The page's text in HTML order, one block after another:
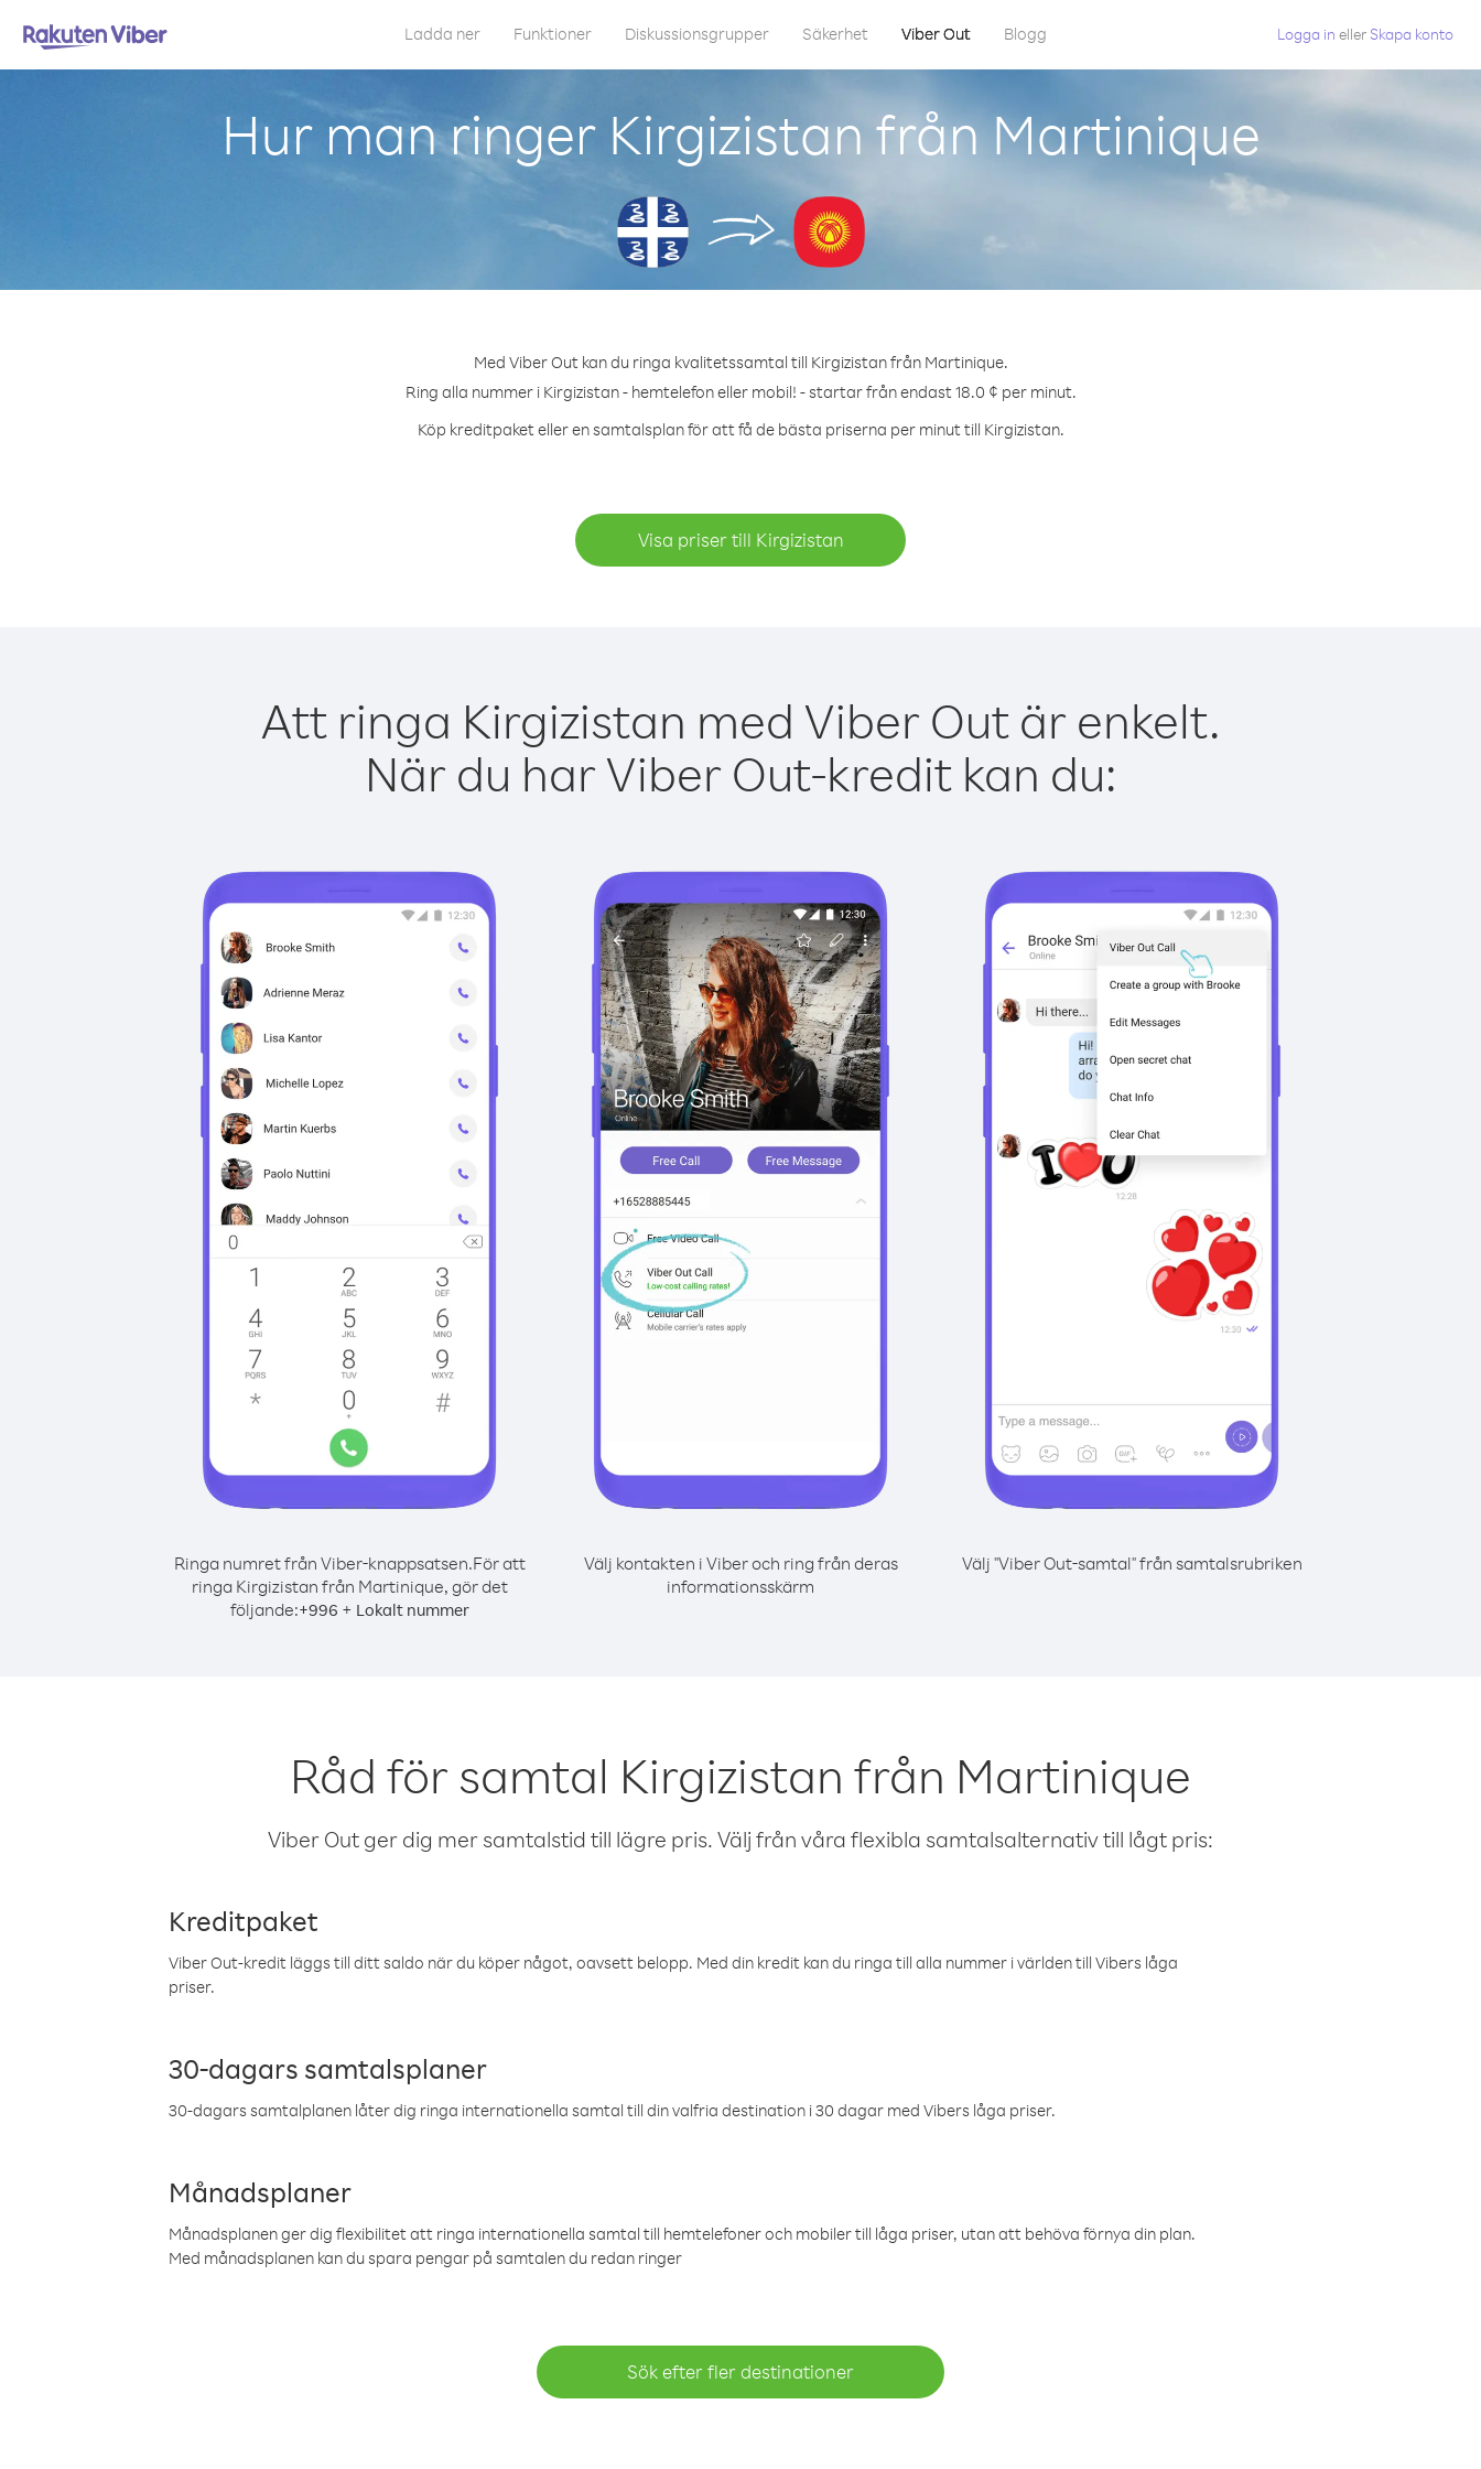
Ladda ner Funktioner Diskussionsgrupper Säkerhet Viber Out Blogg Logga in eller Skapa konto
Hur man ringer Kirgizistan från Martinique
Med Viber Out kan du ringa kvalitetssamtal till Kirgizistan från Martinique.
Ring alla nummer i Kirgizistan - hemtelefon eller mobil! - startar från endast 18.0 ¢ per minut.
Köp kreditpaket eller en samtalsplan för att få de bästa priserna per minut till Kirgizistan.
Visa priser till Kirgizistan
Att ringa Kirgizistan med Viber Out är enkelt.
När du har Viber Out-kredit kan du:
Ringa numret från Viber-knappsatsen.För att
ringa Kirgizistan från Martinique, gör det
följande:+996 + Lokalt nummer
Välj kontakten i Viber och ring från deras
informationsskärm
Välj "Viber Out-samtal" från samtalsrubriken
Råd för samtal Kirgizistan från Martinique
Viber Out ger dig mer samtalstid till lägre pris. Välj från våra flexibla samtalsalternativ till lågt pris:
Kreditpaket
Viber Out-kredit läggs till ditt saldo när du köper något, oavsett belopp. Med din kredit kan du ringa till alla nummer i världen till Vibers låga
priser.
30-dagars samtalsplaner
30-dagars samtalplanen låter dig ringa internationella samtal till din valfria destination i 30 dagar med Vibers låga priser.
Månadsplaner
Månadsplanen ger dig flexibilitet att ringa internationella samtal till hemtelefoner och mobiler till låga priser, utan att behöva förnya din plan.
Med månadsplanen kan du spara pengar på samtalen du redan ringer
Sök efter fler destinationer